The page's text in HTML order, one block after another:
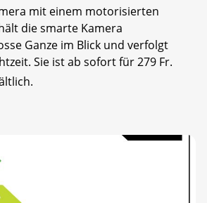
mit einem motorisierten
die smarte Kamera
Ganze im Blick und verfolgt
Sie ist ab sofort für 279 Fr.